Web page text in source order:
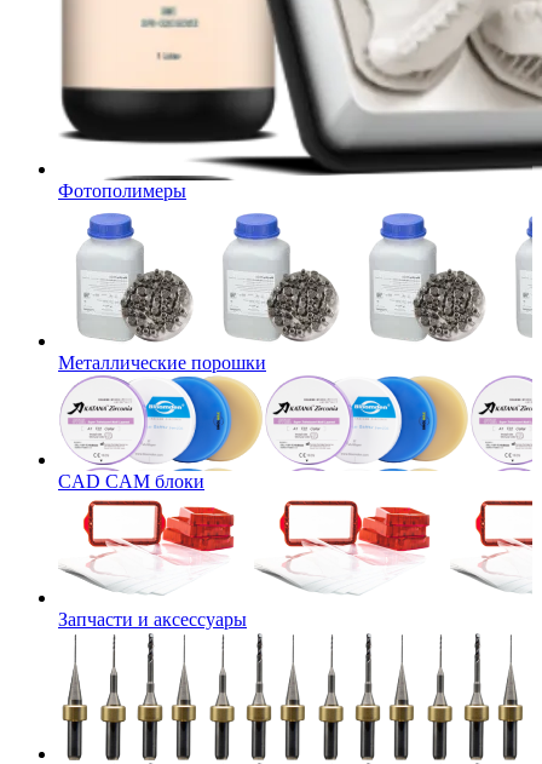
Фотополимеры
Металлические порошки
CAD CAM блоки
Запчасти и аксессуары